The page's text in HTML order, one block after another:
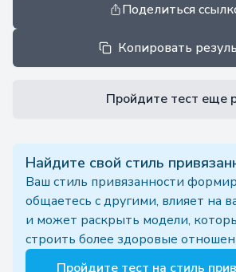
Поделиться
Копировать
Пройдите тест еще
Найдите свой стиль
Ваш стиль привязанности
общаетесь с другими, влияет на
и может раскрыть модели,
строить более здоровые
Пройдите тест на стиль